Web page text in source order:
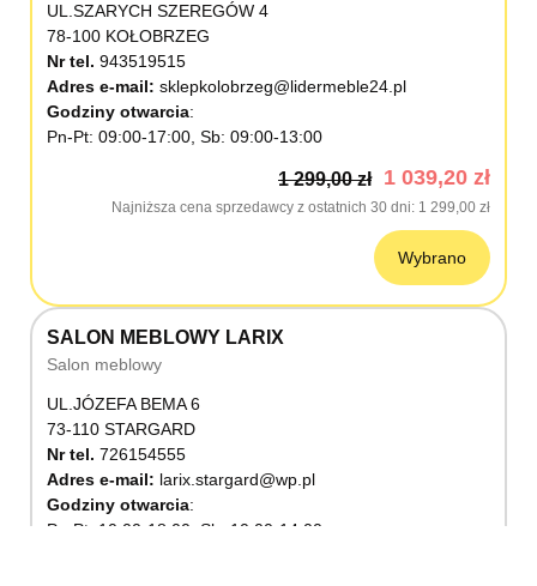
UL.SZARYCH SZEREGÓW 4
78-100 KOŁOBRZEG
Nr tel. 943519515
Adres e-mail: sklepkolobrzeg@lidermeble24.pl
Godziny otwarcia
Pn-Pt: 09:00-17:00, Sb: 09:00-13:00
1 299,00 zł 1 039,20 zł
Najniższa cena sprzedawcy z ostatnich 30 dni 1 299,00 zł
Wybrano
SALON MEBLOWY LARIX
Salon meblowy
UL.JÓZEFA BEMA 6
73-110 STARGARD
Nr tel. 726154555
Adres e-mail: larix.stargard@wp.pl
Godziny otwarcia
Pn-Pt: 10:00-18:00, Sb: 10:00-14:00